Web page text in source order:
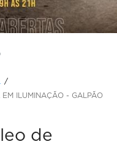
ILUMINAÇÃO - GALPÃO
de